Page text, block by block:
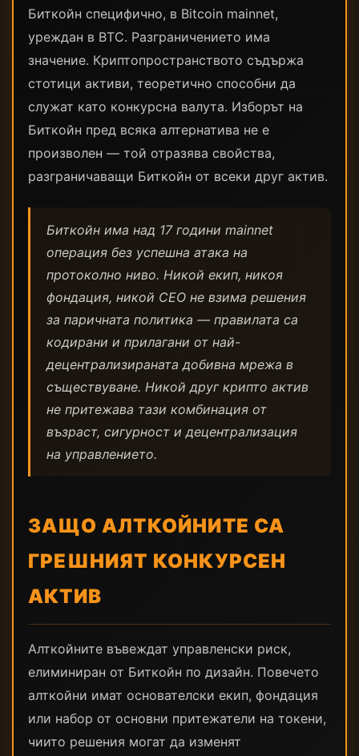
Биткойн специфично, в Bitcoin mainnet,
уреждан в BTC. Разграничението има
значение. Криптопространството съдържа
стотици активи, теоретично способни да
служат като конкурсна валута. Изборът на
Биткойн пред всяка алтернатива не е
произволен — той отразява свойства,
разграничаващи Биткойн от всеки друг актив.
Биткойн има над 17 години mainnet
операция без успешна атака на
протоколно ниво. Никой екип, никоя
фондация, никой CEO не взима решения
за паричната политика — правилата са
кодирани и прилагани от най-
децентрализираната добивна мрежа в
съществуване. Никой друг крипто актив
не притежава тази комбинация от
възраст, сигурност и децентрализация
на управлението.
ЗАЩО АЛТКОЙНИТЕ СА
ГРЕШНИЯТ КОНКУРСЕН
АКТИВ
Алткойните въвеждат управленски риск,
елиминиран от Биткойн по дизайн. Повечето
алткойни имат основателски екип, фондация
или набор от основни притежатели на токени,
чиито решения могат да изменят